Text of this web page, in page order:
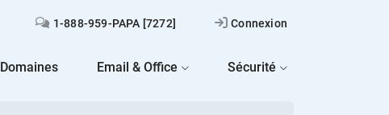
1-888-959-PAPA [7272] Connexion
Domaines Email & Office Sécurité